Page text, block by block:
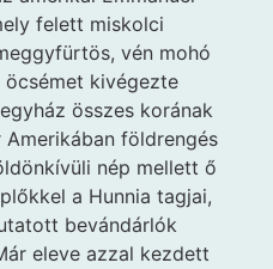
felett miskolci
vén mohó
kivégezte
összes korának
földrengés
nép mellett ő
a Hunnia tagjai,
bevándárlók
eleve azzal kezdett